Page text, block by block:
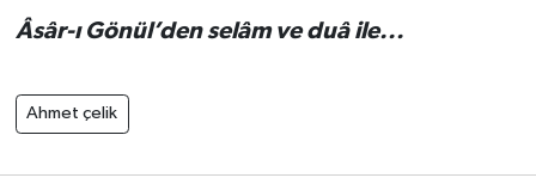
Âsâr-ı Gönül’den selâm ve duâ ile...
Ahmet çelik